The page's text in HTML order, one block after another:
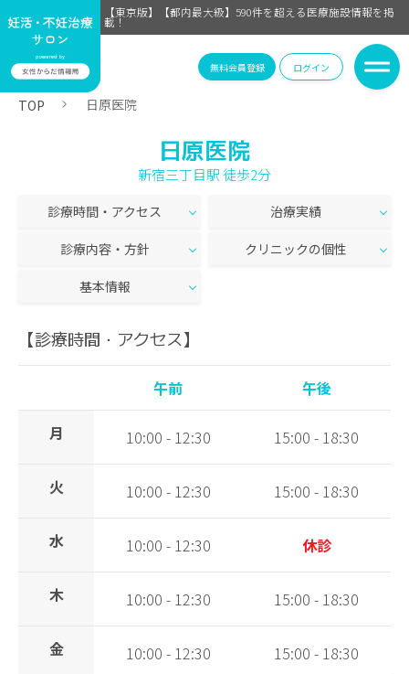
【東京版】【都内最大級】590件を超える医療施設情報を掲
載！
無料会員登録 ログイン
TOP 日原医院
日原医院
新宿三丁目駅 徒歩2分
診療時間・アクセス 治療実績
診療内容・方針 クリニックの個性
基本情報
【診療時間・アクセス】
午前 午後
月 10:00 - 12:30 15:00 - 18:30
火 10:00 - 12:30 15:00 - 18:30
水 10:00 - 12:30 休診
木 10:00 - 12:30 15:00 - 18:30
金 10:00 - 12:30 15:00 - 18:30